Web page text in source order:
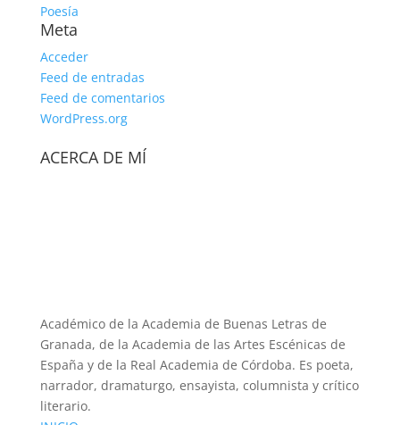
Poesía
Meta
Acceder
Feed de entradas
Feed de comentarios
WordPress.org
ACERCA DE MÍ
Académico de la Academia de Buenas Letras de
Granada, de la Academia de las Artes Escénicas de
España y de la Real Academia de Córdoba. Es poeta,
narrador, dramaturgo, ensayista, columnista y crítico
literario.